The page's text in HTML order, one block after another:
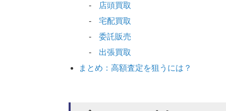
店頭買取
宅配買取
委託販売
出張買取
まとめ：高額査定を狙うには？